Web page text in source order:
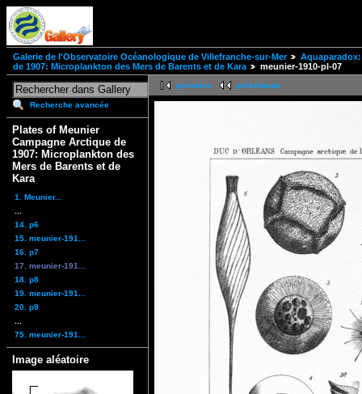
Galerie de l'Observatoire Océanologique de Villefranche-sur-Mer
de 1907: Microplankton des Mers de Barents et de Kara
meunier-1910-pl-07
Recherche avancée
Plates of Meunier
Campagne Arctique de
1907: Microplankton des
Mers de Barents et de
Kara
1. Meunier...
14. p6
15. meunier-191...
16. p7
17. meunier-191...
18. p8
19. meunier-191...
20. p9
75. meunier-191...
Image aléatoire
première précédente